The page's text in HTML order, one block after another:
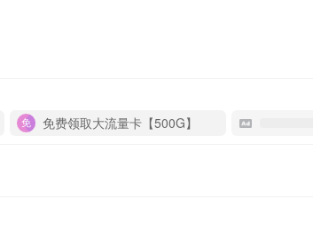
免费领取大流量卡【500G】